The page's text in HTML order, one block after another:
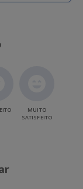
MUITO
SATISFEITO